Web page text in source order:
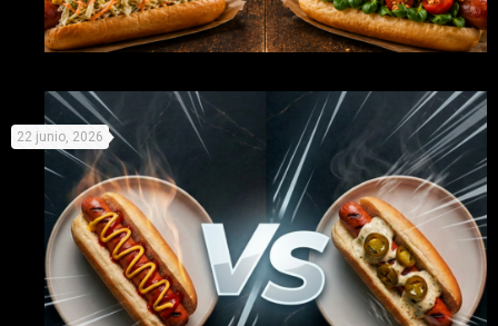
competición
22 junio, 2026